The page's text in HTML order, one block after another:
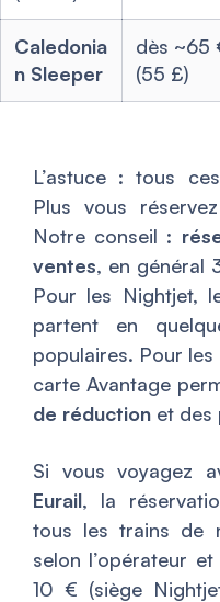
Caledonia
n Sleeper
dès ~65
(55 £)
L’astuce : tous
Plus vous
Notre conseil :
ventes, en général
Pour les Nightjet,
partent en
populaires. Pour
carte Avantage
de réduction et des
Si vous voyagez
Eurail, la
tous les trains de
selon l’opérateur
10 € (siège